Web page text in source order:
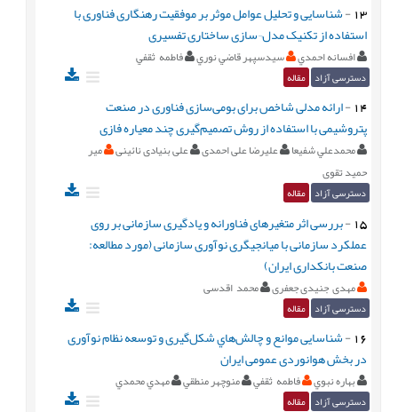
13
-شناسایی و تحلیل عوامل موثر بر موفقیت رهنگاری فناوری با
استفاده از تکنیک مدل¬سازی ساختاری تفسیری
افسانه احمدي سيدسپهر قاضي نوري فاطمه ثقفي
دسترسی آزاد مقاله
14
-ارائه مدلی شاخص برای بومی‌سازی فناوری در صنعت
پتروشیمی با استفاده از روش تصمیم‌گیری چند معیاره فازی
محمدعلي شفيعا علیرضا علی احمدی علی بنیادی نائینی
میر
حمید تقوی
دسترسی آزاد مقاله
15
-بررسی اثر متغیرهای فناورانه و یادگیری سازمانی بر روی
عملکرد سازمانی با میانجیگری نوآوری سازمانی (مورد مطالعه:
صنعت بانکداری ایران)
مهدی جنیدی جعفری محمد اقدسی
دسترسی آزاد مقاله
16
-شناسایی موانع و چالش‌هاي شکل‌گیری و توسعه نظام نوآوری
در بخش هوانوردی عمومی ایران
بهاره نبوي فاطمه ثقفي منوچهر منطقي مهدي محمدي
دسترسی آزاد مقاله